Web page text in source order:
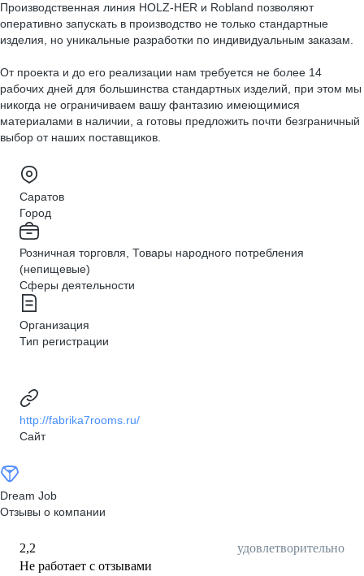
Производственная линия HOLZ-HER и Robland позволяют
оперативно запускать в производство не только стандартные
изделия, но уникальные разработки по индивидуальным заказам.
От проекта и до его реализации нам требуется не более 14
рабочих дней для большинства стандартных изделий, при этом мы
никогда не ограничиваем вашу фантазию имеющимися
материалами в наличии, а готовы предложить почти безграничный
выбор от наших поставщиков.
Саратов
Город
Розничная торговля, Товары народного потребления
(непищевые)
Сферы деятельности
Организация
Тип регистрации
http://fabrika7rooms.ru/
Сайт
Dream Job
Отзывы о компании
2,2
удовлетворительно
Не работает с отзывами